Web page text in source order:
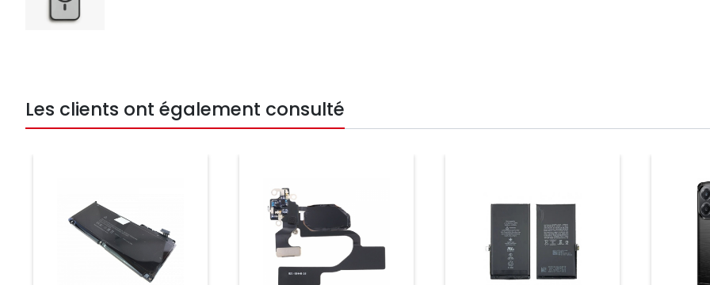
Les clients ont également consulté
Prix Prix